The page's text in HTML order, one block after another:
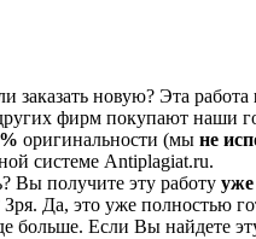
заказать новую? Эта работа
фирм покупают наши
оригинальности (мы не
системе Аntiplagiat.ru.
Вы получите эту работу уже
Да, это уже полностью
больше. Если Вы найдете